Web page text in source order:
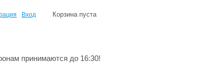
Корзина пуста
Вход
принимаются до 16:30!